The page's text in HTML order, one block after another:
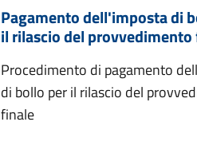
Pagamento dell'imposta di
il rilascio del
Procedimento di pagamento
di bollo per il rilascio del
finale